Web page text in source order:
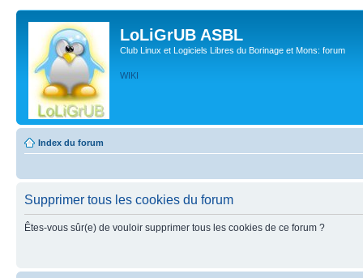
LoLiGrUB ASBL
Club Linux et Logiciels Libres du Borinage et Mons: forum
WIKI
Index du forum
Supprimer tous les cookies du forum
Êtes-vous sûr(e) de vouloir supprimer tous les cookies de ce forum ?